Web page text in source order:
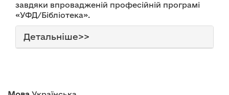
завдяки впровадженій професійній програмі
«УФД/Бібліотека».
Детальніше>>